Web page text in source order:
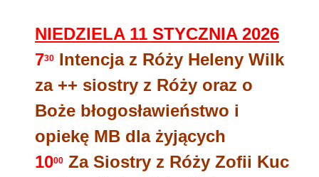
NIEDZIELA 11 STYCZNIA 2026
730 Intencja z Róży Heleny Wilk
za ++ siostry z Róży oraz o
Boże błogosławieństwo i
opiekę MB dla żyjących
1000 Za Siostry z Róży Zofii Kuc